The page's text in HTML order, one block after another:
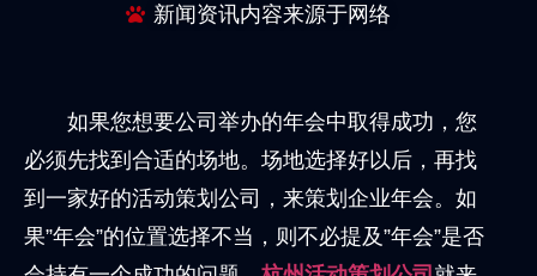
新闻资讯内容来源于网络
如果您想要公司举办的年会中取得成功，您
必须先找到合适的场地。场地选择好以后，再找
到一家好的活动策划公司，来策划企业年会。如
果”年会”的位置选择不当，则不必提及”年会”是否